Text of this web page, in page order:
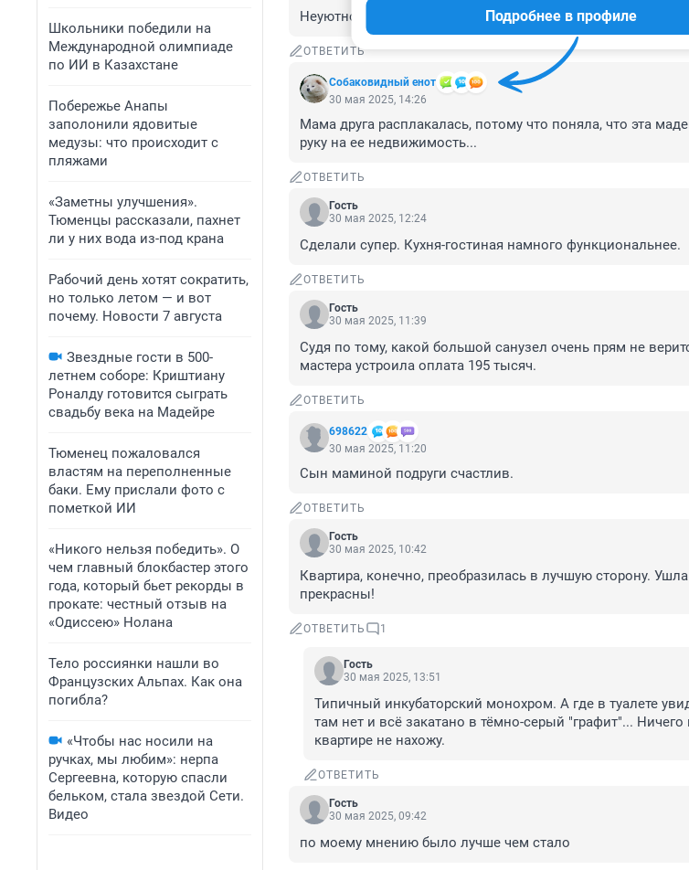
Школьники победили на
Международной олимпиаде
по ИИ в Казахстане
Побережье Анапы
заполонили ядовитые
медузы: что происходит с
пляжами
«Заметны улучшения».
Тюменцы рассказали, пахнет
ли у них вода из-под крана
Рабочий день хотят сократить,
но только летом — и вот
почему. Новости 7 августа
Звездные гости в 500-
летнем соборе: Криштиану
Роналду готовится сыграть
свадьбу века на Мадейре
Тюменец пожаловался
властям на переполненные
баки. Ему прислали фото с
пометкой ИИ
«Никого нельзя победить». О
чем главный блокбастер этого
года, который бьет рекорды в
прокате: честный отзыв на
«Одиссею» Нолана
Тело россиянки нашли во
Французских Альпах. Как она
погибла?
«Чтобы нас носили на
ручках, мы любим»: нерпа
Сергеевна, которую спасли
бельком, стала звездой Сети.
Видео
Неуютно. Всё в белом. Всё в целом. Как в дурке.
ОТВЕТИТЬ
Собаковидный енот
Подробнее в профиле
30 мая 2025, 14:26
Мама друга расплакалась, потому что поняла, что эта
руку на ее недвижимость...
ОТВЕТИТЬ
Гость
30 мая 2025, 12:24
Сделали супер. Кухня-гостиная намного функциональнее.
ОТВЕТИТЬ
Гость
30 мая 2025, 11:39
Судя по тому, какой большой санузел очень прям не
мастера устроила оплата 195 тысяч.
ОТВЕТИТЬ
698622
30 мая 2025, 11:20
Сын маминой подруги счастлив.
ОТВЕТИТЬ
Гость
30 мая 2025, 10:42
Квартира, конечно, преобразилась в лучшую сторону.
прекрасны!
ОТВЕТИТЬ 1
Гость
30 мая 2025, 13:51
Типичный инкубаторский монохром. А где в туалете
там нет и всё закатано в тёмно-серый "графит"...
квартире не нахожу.
ОТВЕТИТЬ
Гость
30 мая 2025, 09:42
по моему мнению было лучше чем стало